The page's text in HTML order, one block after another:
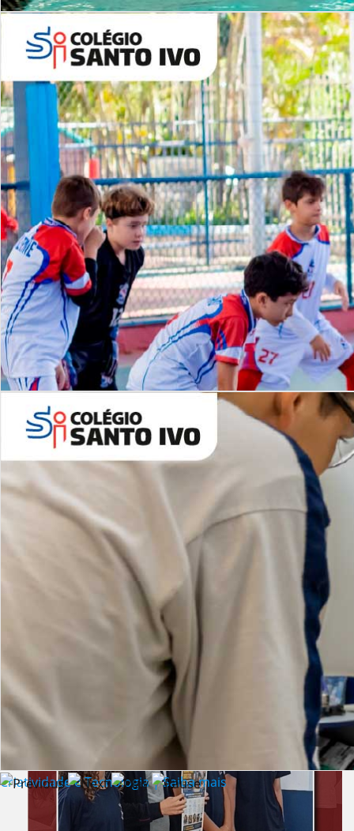
Período Integral | Saiba mais
Desafios | Saiba mais
Criatividade e Tecnologia | Saiba mais
Lista de vídeos
NOSSOCANAL